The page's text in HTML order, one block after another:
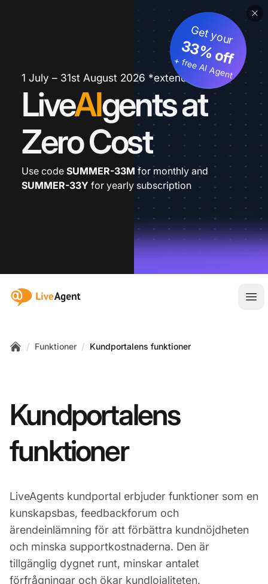
1 July – 31st August 2026 *extended
LiveAIgents at
Zero Cost
Get your
33% off
+ free AI Agent
Use code SUMMER-33M for monthly and
SUMMER-33Y for yearly subscription
:site.title
/ Funktioner / Kundportalens funktioner
Kundportalens
funktioner
LiveAgents kundportal erbjuder funktioner som en
kunskapsbas, feedbackforum och
ärendeinlämning för att förbättra kundnöjdheten
och minska supportkostnaderna. Den är
tillgänglig dygnet runt, minskar antalet
förfrågningar och ökar kundlojaliteten.